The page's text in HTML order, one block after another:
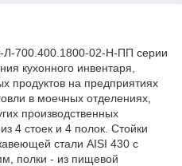
Л-700.400.1800-02-Н-ПП серии
кухонного инвентаря,
продуктов на предприятиях
в моечных отделениях,
производственных
4 стоек и 4 полок. Стойки
стали AISI 430 с
полки - из пищевой